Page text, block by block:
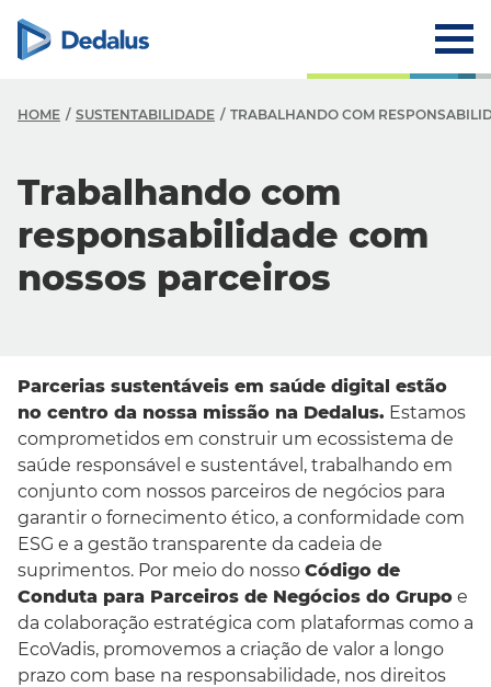
HOME SUSTENTABILIDADE TRABALHANDO COM
Trabalhando com
responsabilidade com
nossos parceiros
Parcerias sustentáveis em saúde digital estão
no centro da nossa missão na Dedalus. Estamos
comprometidos em construir um ecossistema de
saúde responsável e sustentável, trabalhando em
conjunto com nossos parceiros de negócios para
garantir o fornecimento ético, a conformidade com
ESG e a gestão transparente da cadeia de
suprimentos. Por meio do nosso Código de
Conduta para Parceiros de Negócios do Grupo e
da colaboração estratégica com plataformas como a
EcoVadis, promovemos a criação de valor a longo
prazo com base na responsabilidade, nos direitos